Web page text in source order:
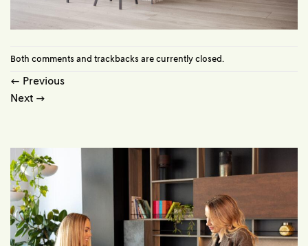
Both comments and trackbacks are currently closed.
← Previous
Next →